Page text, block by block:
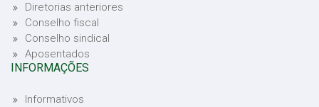
Diretorias anteriores
Conselho fiscal
Conselho sindical
Aposentados
INFORMAÇÕES
Informativos